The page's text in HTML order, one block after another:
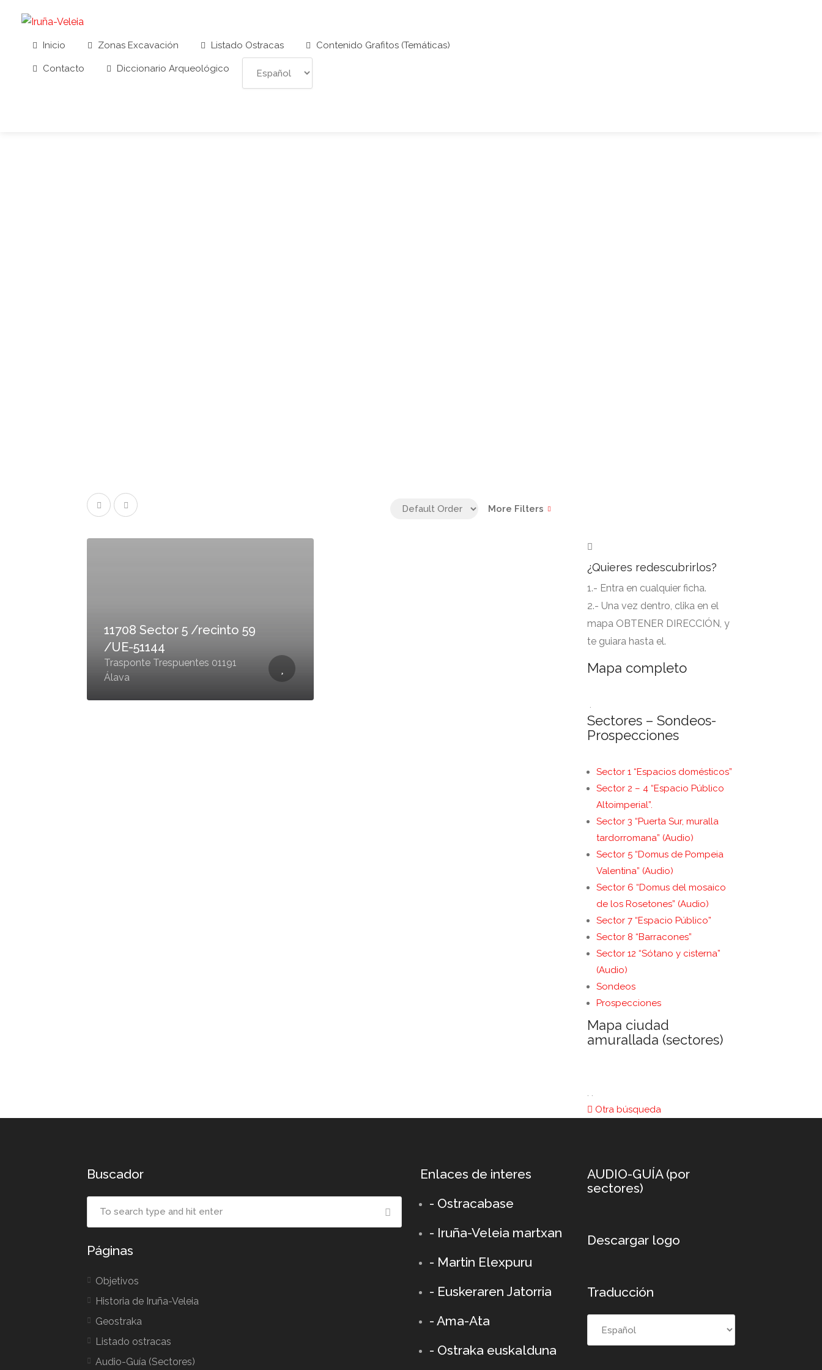
Inicio Zonas Excavación Listado Ostracas Contenido Grafitos (Temáticas)
Contacto Diccionario Arqueológico
More Filters
11708 Sector 5 /recinto 59
/UE-51144
Trasponte Trespuentes 01191
Álava
¿Quieres redescubrirlos?
1.- Entra en cualquier ficha.
2.- Una vez dentro, clika en el
mapa OBTENER DIRECCIÓN, y
te guiara hasta el.
Mapa completo
.
Sectores – Sondeos-
Prospecciones
Sector 1 “Espacios domésticos”
Sector 2 – 4 “Espacio Público
Altoimperial”.
Sector 3 “Puerta Sur, muralla
tardorromana” (Audio)
Sector 5 “Domus de Pompeia
Valentina” (Audio)
Sector 6 “Domus del mosaico
de los Rosetones” (Audio)
Sector 7 “Espacio Público”
Sector 8 “Barracones”
Sector 12 “Sótano y cisterna”
(Audio)
Sondeos
Prospecciones
Mapa ciudad
amurallada (sectores)
. .
Otra búsqueda
Buscador
Páginas
Objetivos
Historia de Iruña-Veleia
Geostraka
Listado ostracas
Audio-Guía (Sectores)
Enlaces de interes
- Ostracabase
- Iruña-Veleia martxan
- Martin Elexpuru
- Euskeraren Jatorria
- Ama-Ata
- Ostraka euskalduna
AUDIO-GUÍA (por
sectores)
Descargar logo
Traducción